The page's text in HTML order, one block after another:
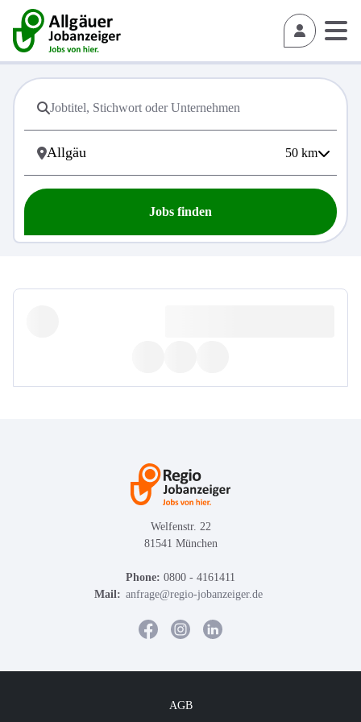
50 km
Jobs finden
Welfenstr. 22
81541 München
Phone: 0800 - 4161411
Mail: anfrage@regio-jobanzeiger.de
AGB